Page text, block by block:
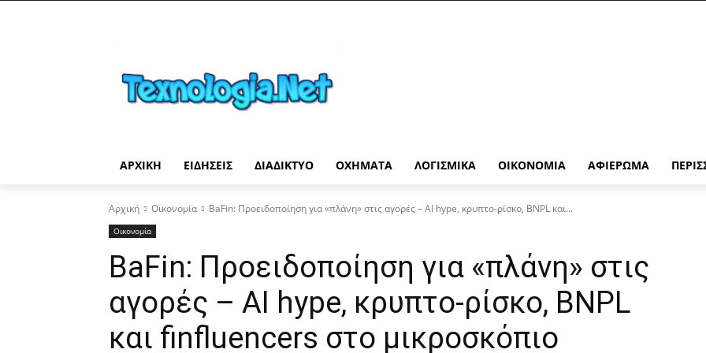
ΑΡΧΙΚΉ ΕΙΔΉΣΕΙΣ ΔΙΑΔΊΚΤΥΟ ΟΧΉΜΑΤΑ ΛΟΓΙΣΜΙΚΆ ΟΙΚΟΝΟΜΊΑ ΑΦΙΈΡΩΜΑ
Αρχική Οικονομία BaFin: Προειδοποίηση για «πλάνη» στις αγορές – AI hype, κρυπτο-ρίσκο, BNPL και...
Οικονομία
BaFin: Προειδοποίηση για «πλάνη» στις
αγορές – AI hype, κρυπτο-ρίσκο, BNPL
και finfluencers στο μικροσκόπιο